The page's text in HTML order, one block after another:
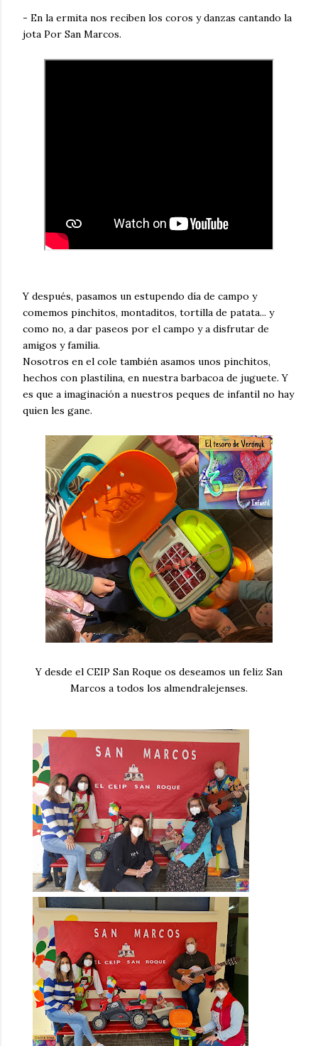
- En la ermita nos reciben los coros y danzas cantando la
jota Por San Marcos.
Y después, pasamos un estupendo día de campo y
comemos pinchitos, montaditos, tortilla de patata... y
como no, a dar paseos por el campo y a disfrutar de
amigos y familia.
Nosotros en el cole también asamos unos pinchitos,
hechos con plastilina, en nuestra barbacoa de juguete. Y
es que a imaginación a nuestros peques de infantil no hay
quien les gane.
Y desde el CEIP San Roque os deseamos un feliz San
Marcos a todos los almendralejenses.